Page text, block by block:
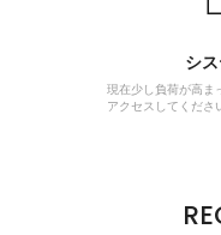
シ
現在少し負荷が高ま
アクセスしてくださ